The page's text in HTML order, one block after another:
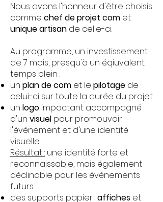
Nous avons l'honneur d'être choisis
comme chef de projet com et
unique artisan de celle-ci.
Au programme, un investissement
de 7 mois, presqu'à un éqiuvalent
temps plein :
un plan de com et le pilotage de
celui-ci sur toute la durée du projet
un logo impactant accompagné
d'un visuel pour promouvoir
l'événement et d'une identité
visuelle.
Résultat : une identité forte et
reconnaissable, mais également
déclinable pour les événements
futurs
des supports papier :affiches et